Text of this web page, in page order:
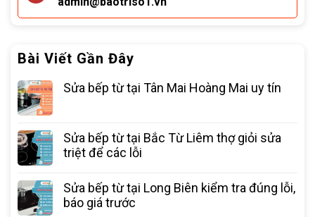
Bài Viết Gần Đây
Sửa bếp từ tại Tân Mai Hoàng Mai uy tín
Sửa bếp từ tại Bắc Từ Liêm thợ giỏi sửa
triệt để các lỗi
Sửa bếp từ tại Long Biên kiểm tra đúng lỗi,
báo giá trước